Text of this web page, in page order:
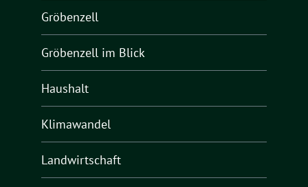
Gröbenzell
Gröbenzell im Blick
Haushalt
Klimawandel
Landwirtschaft